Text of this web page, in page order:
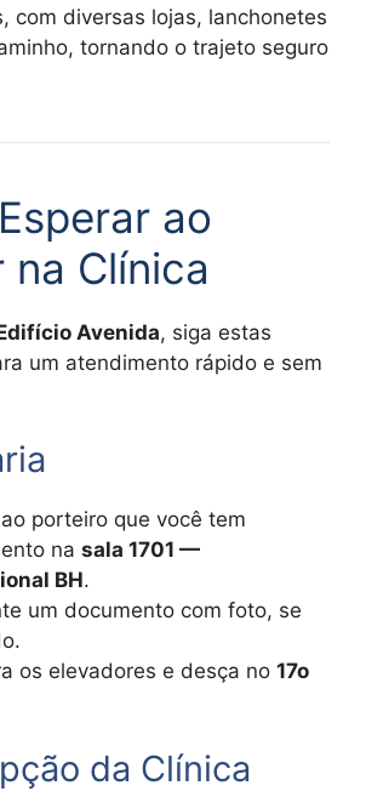
com diversas lojas, lanchonetes
tornando o trajeto seguro
ao
na Clínica
Avenida, siga estas
um atendimento rápido e sem
porteiro que você tem
na sala 1701 —
BH.
um documento com foto, se
os elevadores e desça no 17o
da Clínica